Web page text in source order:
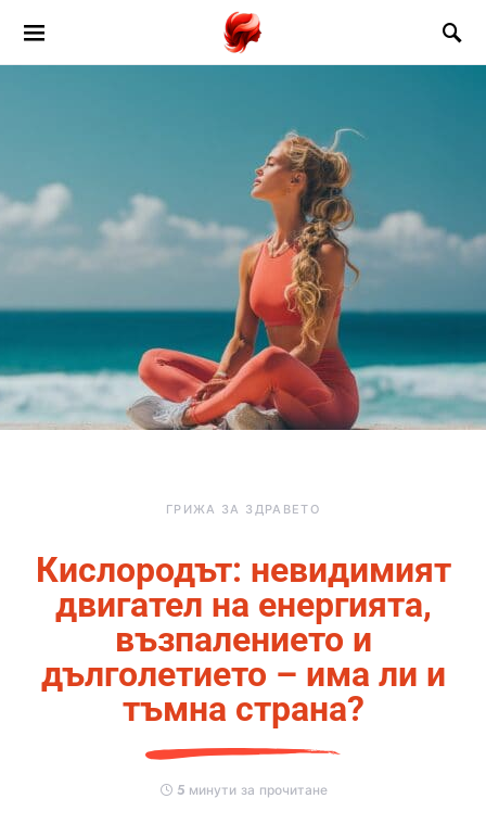
ГРИЖА ЗА ЗДРАВЕТО
Кислородът: невидимият
двигател на енергията,
възпалението и
дълголетието – има ли и
тъмна страна?
5 минути за прочитане